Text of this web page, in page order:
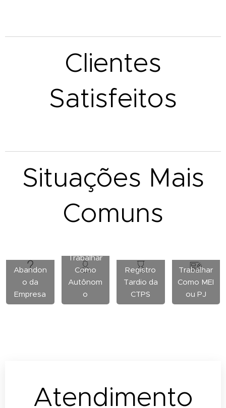
Clientes
Satisfeitos
Situações Mais
Comuns
Abandon
o da
Empresa
Trabalhar
Como
Autônom
o
Registro
Tardio da
CTPS
Trabalhar
Como MEI
ou PJ
Atendimento